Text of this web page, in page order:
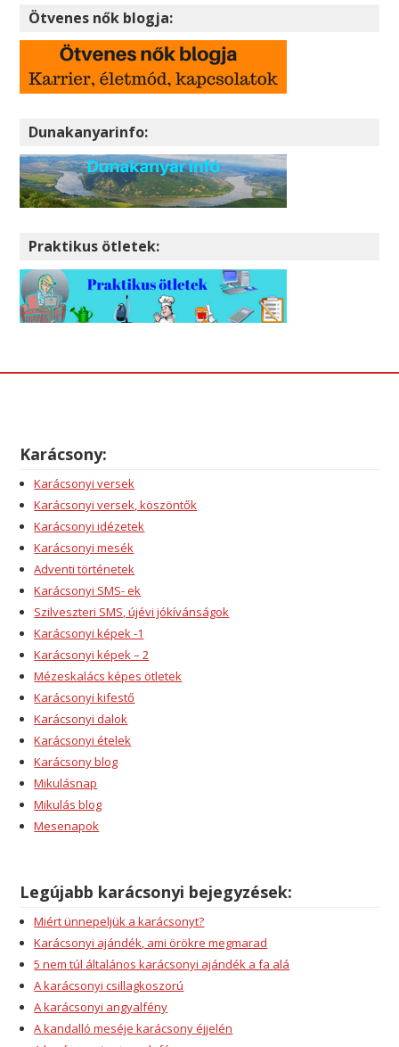
Ötvenes nők blogja:
Dunakanyarinfo:
Praktikus ötletek:
Karácsony:
Karácsonyi versek
Karácsonyi versek, köszöntők
Karácsonyi idézetek
Karácsonyi mesék
Adventi történetek
Karácsonyi SMS- ek
Szilveszteri SMS, újévi jókívánságok
Karácsonyi képek -1
Karácsonyi képek – 2
Mézeskalács képes ötletek
Karácsonyi kifestő
Karácsonyi dalok
Karácsonyi ételek
Karácsony blog
Mikulásnap
Mikulás blog
Mesenapok
Legújabb karácsonyi bejegyzések:
Miért ünnepeljük a karácsonyt?
Karácsonyi ajándék, ami örökre megmarad
5 nem túl általános karácsonyi ajándék a fa alá
A karácsonyi csillagkoszorú
A karácsonyi angyalfény
A kandalló meséje karácsony éjjelén